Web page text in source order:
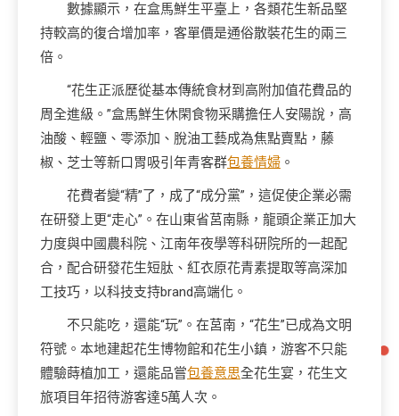
數據顯示，在盒馬鮮生平臺上，各類花生新品堅
持較高的復合增加率，客單價是通俗散裝花生的兩三
倍。
“花生正派歷從基本傳統食材到高附加值花費品的
周全進級。”盒馬鮮生休閑食物采購擔任人安陽說，高
油酸、輕鹽、零添加、脫油工藝成為焦點賣點，藤
椒、芝士等新口胃吸引年青客群包養情婦 。
花費者變“精”了，成了“成分黨”，這促使企業必需
在研發上更“走心”。在山東省莒南縣，龍頭企業正加大
力度與中國農科院、江南年夜學等科研院所的一起配
合，配合研發花生短肽、紅衣原花青素提取等高深加
工技巧，以科技支持brand高端化。
不只能吃，還能“玩”。在莒南，“花生”已成為文明
符號。本地建起花生博物館和花生小鎮，游客不只能
體驗蒔植加工，還能品嘗包養意思全花生宴，花生文
旅項目年招待游客達5萬人次。